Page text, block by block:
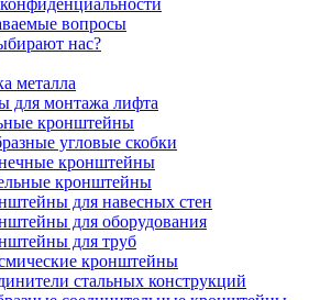
вопросы
нас?
металла
для монтажа лифта
кронштейны
угловые скобки
кронштейны
кронштейны
для навесных стен
для оборудования
для труб
кронштейны
стальных конструкций